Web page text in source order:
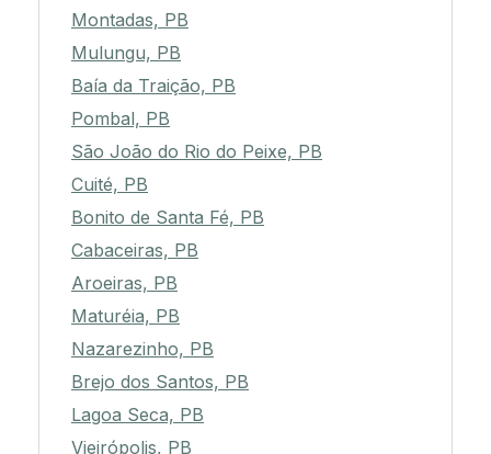
Montadas, PB
Mulungu, PB
Baía da Traição, PB
Pombal, PB
São João do Rio do Peixe, PB
Cuité, PB
Bonito de Santa Fé, PB
Cabaceiras, PB
Aroeiras, PB
Maturéia, PB
Nazarezinho, PB
Brejo dos Santos, PB
Lagoa Seca, PB
Vieirópolis, PB